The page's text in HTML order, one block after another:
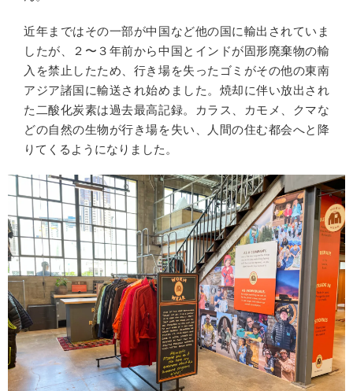
近年まではその一部が中国など他の国に輸出されていま
したが、２〜３年前から中国とインドが固形廃棄物の輸
入を禁止したため、行き場を失ったゴミがその他の東南
アジア諸国に輸送され始めました。焼却に伴い放出され
た二酸化炭素は過去最高記録。カラス、カモメ、クマな
どの自然の生物が行き場を失い、人間の住む都会へと降
りてくるようになりました。